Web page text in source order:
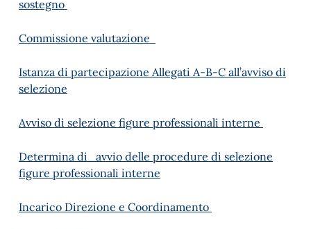
sostegno
Commissione valutazione
Istanza di partecipazione Allegati A-B-C all’avviso di
selezione
Avviso di selezione figure professionali interne
Determina di_avvio delle procedure di selezione
figure professionali interne
Incarico Direzione e Coordinamento